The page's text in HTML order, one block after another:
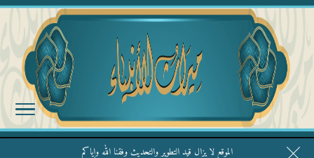
الموقع لا يزال قيد التطوير والتحديث وفقنا الله وإياكم